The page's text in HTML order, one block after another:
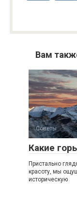
Вам
Советы
Какие
Пристально
красоту, мы
историческую